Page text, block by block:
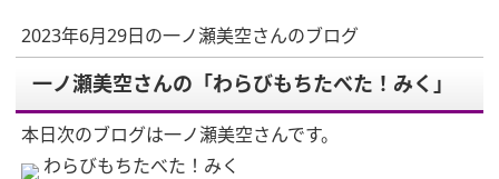
2023年6月29日の一ノ瀬美空さんのブログ
一ノ瀬美空さんの「わらびもちたべた！みく」
本日次のブログは一ノ瀬美空さんです。
わらびもちたべた！みく